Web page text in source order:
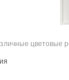
цветовые